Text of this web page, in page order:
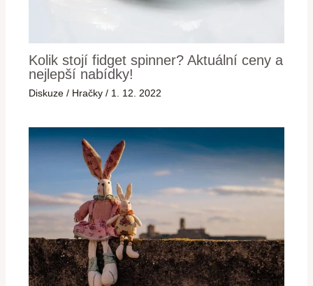
Kolik stojí fidget spinner? Aktuální ceny a
nejlepší nabídky!
Diskuze / Hračky / 1. 12. 2022